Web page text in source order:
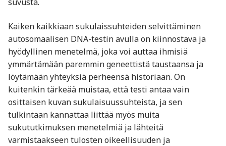
Kaiken kaikkiaan sukulaissuhteiden selvittäminen
autosomaalisen DNA-testin avulla on kiinnostava ja
hyödyllinen menetelmä, joka voi auttaa ihmisiä
ymmärtämään paremmin geneettistä taustaansa ja
löytämään yhteyksiä perheensä historiaan. On
kuitenkin tärkeää muistaa, että testi antaa vain
osittaisen kuvan sukulaisuussuhteista, ja sen
tulkintaan kannattaa liittää myös muita
sukututkimuksen menetelmiä ja lähteitä
varmistaakseen tulosten oikeellisuuden ja